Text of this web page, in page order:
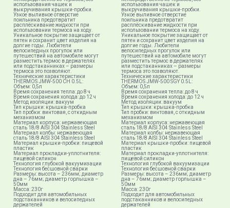
использования чашек и
выкручивания крышки-пробки.
Узкое выливное отверстие
поильника предотвратит
расплёскивание жидкости при
использовании термоса на ходу.
Уникальное покрытие защищает от
пятен и сохранит цвет изделия на
долгие годы. Любители
велосипедных прогулок или
путешествий на автомобиле могут
разместить термос в держателях
или подстаканниках – размеры
термоса это позволяют.
Технические характеристики
THERMOS JMW-500 CH 0.5L:
Объем: 0,5л
Время сохранения тепла: до 8 ч
Время сохранения холода: до 12 ч
Метод изоляции: вакуум
Тип крышки: крышка-пробка
Тип пробки: винтовая, с откидным
механизмом
Материал корпуса: нержавеющая
сталь 18/8 AISI 304 Stainless Steel
Материал колбы: нержавеющая
сталь 18/8 AISI 304 Stainless Steel
Материал крышки-пробки: пищевой
пластик
Материал прокладки-уплотнителя:
пищевой силикон
Технология глубокой вакуумизации
Технология бесшовной сварки
Размеры: высота – 236мм; диаметр
дна – 76мм; диаметр горлышка –
50мм
Масса: 230г
Подходит для автомобильных
подстаканников и велосипедных
держателей
использования чашек и
выкручивания крышки-пробки.
Узкое выливное отверстие
поильника предотвратит
расплёскивание жидкости при
использовании термоса на ходу.
Уникальное покрытие защищает от
пятен и сохранит цвет изделия на
долгие годы. Любители
велосипедных прогулок или
путешествий на автомобиле могут
разместить термос в держателях
или подстаканниках – размеры
термоса это позволяют.
Технические характеристики
THERMOS JMW-500 SGY 0.5L:
Объем: 0,5л
Время сохранения тепла: до 8 ч
Время сохранения холода: до 12 ч
Метод изоляции: вакуум
Тип крышки: крышка-пробка
Тип пробки: винтовая, с откидным
механизмом
Материал корпуса: нержавеющая
сталь 18/8 AISI 304 Stainless Steel
Материал колбы: нержавеющая
сталь 18/8 AISI 304 Stainless Steel
Материал крышки-пробки: пищевой
пластик
Материал прокладки-уплотнителя:
пищевой силикон
Технология глубокой вакуумизации
Технология бесшовной сварки
Размеры: высота – 236мм; диаметр
дна – 76мм; диаметр горлышка –
50мм
Масса: 230г
Подходит для автомобильных
подстаканников и велосипедных
держателей